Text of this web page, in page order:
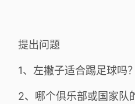
提出问题
1、左撇子适合踢足球吗？
2、哪个俱乐部或国家队